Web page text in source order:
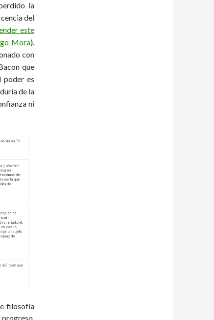
la
del
este
Mora).
con
que
poder es
de la
ni
filosofía
progreso.